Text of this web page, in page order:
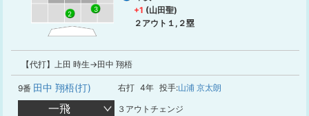
2
3
+1 (山田聖)
２アウト１,２塁
【代打】上田 時生→田中 翔梧
9番 田中 翔梧(打) 右打 4年 投手:山浦 京太朗
一飛 ３アウトチェンジ